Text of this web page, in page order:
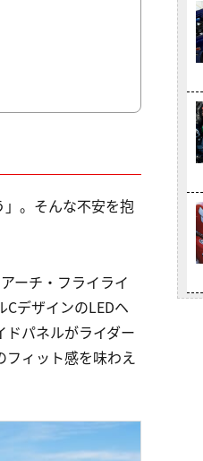
」。そんな不安を抱
ーチ・フライライ
デザインのLEDヘ
パネルがライダー
ィット感を味わえ